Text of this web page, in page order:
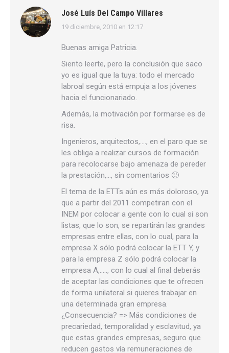
José Luís Del Campo Villares
dice:
19 diciembre, 2010 en 12:17
Buenas amiga Patricia.
Siento leerte, pero la conclusión que saco
yo es igual que la tuya: todo el mercado
labroal según está empuja a los jóvenes
hacia el funcionariado.
Además, la motivación por formarse es de
risa.
Ingenieros, arquitectos,…., en el paro que se
les obliga a realizar cursos de formación
para recolocarse bajo amenaza de pereder
la prestación,…, sin comentarios 🙁
El tema de la ETTs aún es más doloroso, ya
que a partir del 2011 competiran con el
INEM por colocar a gente con lo cual si son
listas, que lo son, se repartirán las grandes
empresas entre ellas, con lo cual, para la
empresa X sólo podrá colocar la ETT Y, y
para la empresa Z sólo podrá colocar la
empresa A,….., con lo cual al final deberás
de aceptar las condiciones que te ofrecen
de forma unilateral si quieres trabajar en
una determinada gran empresa.
¿Consecuencia? => Más condiciones de
precariedad, temporalidad y esclavitud, ya
que estas grandes empresas, seguro que
reducen gastos vía remuneraciones de